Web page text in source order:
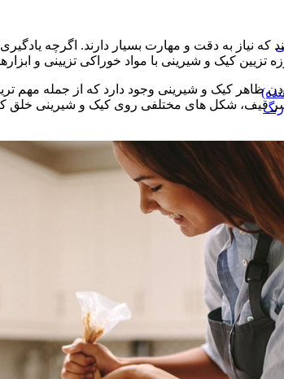
نیاز به دقت و مهارت بسیار دارند. اگرچه
تزیین کیک و شیرینی با مواد خوراکی تزیینی و
ظاهر کیک و شیرینی وجود دارد که از جمله مهم
قیف، شکل های مختلفی روی کیک و شیرینی خلق